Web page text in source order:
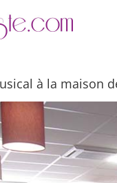
à la maison